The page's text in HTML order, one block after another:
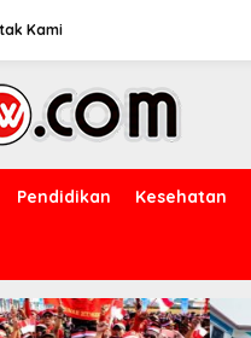
Kami
Pendidikan Kesehatan